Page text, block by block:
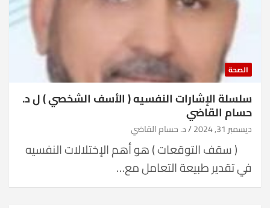
الصحة
سلسلة الإشارات النفسيه ( الأسف الشخصي ) ل د.
حسام القاضي
ديسمبر 31, 2024 د. حسام القاضي
( سقف التوقعات ) هو أهم الإختلالات النفسيه
في تقدير طبيعة التعامل مع…